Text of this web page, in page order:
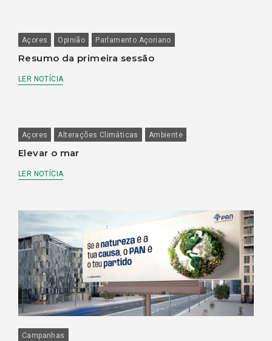
Açores Opinião Parlamento Açoriano
Resumo da primeira sessão
LER NOTÍCIA
Açores Alterações Climáticas Ambiente
Elevar o mar
LER NOTÍCIA
Campanhas